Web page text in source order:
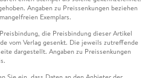
Angaben zu Preissenkungen beziehen
Exemplars.
die Preisbindung dieser Artikel
vom Verlag gesenkt. Die jeweils zutreffende
dargestellt. Angaben zu Preissenkungen